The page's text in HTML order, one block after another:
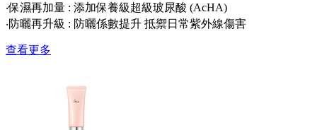
‧保濕再加量 : 添加保養級超級玻尿酸 (AcHA)
‧防曬再升級 : 防曬係數提升 抵禦日常紫外線傷害
查看更多